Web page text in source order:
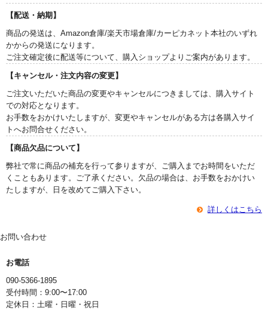
【配送・納期】
商品の発送は、Amazon倉庫/楽天市場倉庫/カーピカネット本社のいずれ
かからの発送になります。
ご注文確定後に配送等について、購入ショップよりご案内があります。
【キャンセル・注文内容の変更】
ご注文いただいた商品の変更やキャンセルにつきましては、購入サイト
での対応となります。
お手数をおかけいたしますが、変更やキャンセルがある方は各購入サイ
トへお問合せください。
【商品欠品について】
弊社で常に商品の補充を行って参りますが、ご購入までお時間をいただ
くこともあります。ご了承ください。欠品の場合は、お手数をおかけい
たしますが、日を改めてご購入下さい。
詳しくはこちら
お問い合わせ
お電話
090-5366-1895
受付時間：9:00〜17:00
定休日：土曜・日曜・祝日